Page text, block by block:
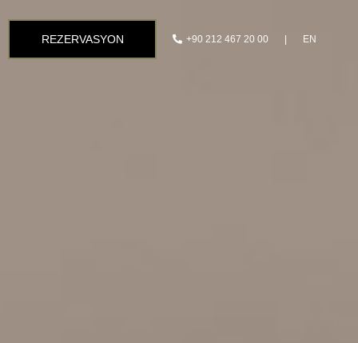
REZERVASYON +90 212 467 20 00 EN